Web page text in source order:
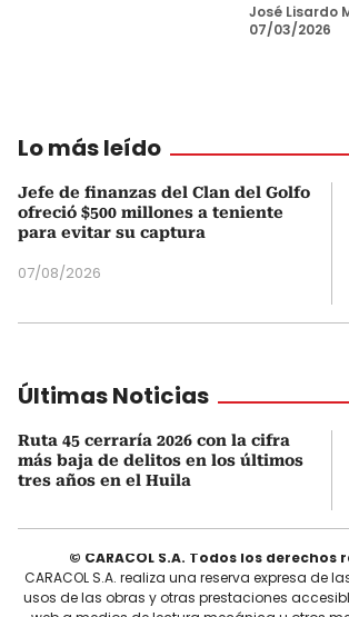
José Lisardo
07/03/2026
Lo más leído
Jefe de finanzas del Clan del Golfo
ofreció $500 millones a teniente
para evitar su captura
07/08/2026
Últimas Noticias
Ruta 45 cerraría 2026 con la cifra
más baja de delitos en los últimos
tres años en el Huila
© CARACOL S.A. Todos los derechos
CARACOL S.A. realiza una reserva expresa de
usos de las obras y otras prestaciones